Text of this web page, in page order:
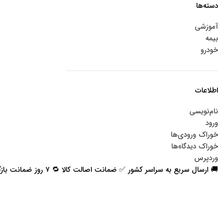
دسته‌ها
آموزشی
بیمه
خودرو
اطلاعات
نام‌نویسی
ورود
خوراک ورودی‌ها
خوراک دیدگاه‌ها
وردپرس
🚚 ارسال سریع به سراسر کشور ✅ ضمانت اصالت کالا 🔁 ۷ روز ضمانت بازگشت 📞 پشتیبانی واقعی